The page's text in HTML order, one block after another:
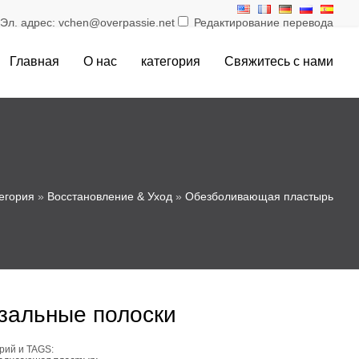
адрес: vchen@overpassie.net Редактирование перевода
Главная О нас категория Свяжитесь с нами
» Восстановление & Уход » Обезболивающая пластырь
полоски
и TAGS: